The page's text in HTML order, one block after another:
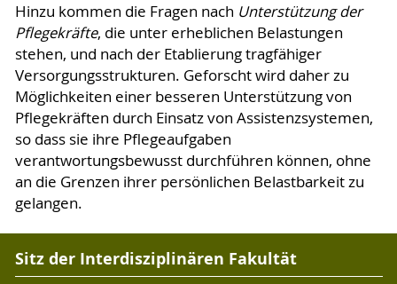
Hinzu kommen die Fragen nach Unterstützung der
Pflegekräfte, die unter erheblichen Belastungen
stehen, und nach der Etablierung tragfähiger
Versorgungsstrukturen. Geforscht wird daher zu
Möglichkeiten einer besseren Unterstützung von
Pflegekräften durch Einsatz von Assistenzsystemen,
so dass sie ihre Pflegeaufgaben
verantwortungsbewusst durchführen können, ohne
an die Grenzen ihrer persönlichen Belastbarkeit zu
gelangen.
Sitz der Interdisziplinären Fakultät